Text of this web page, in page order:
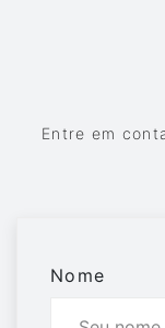
Entre em
Nome